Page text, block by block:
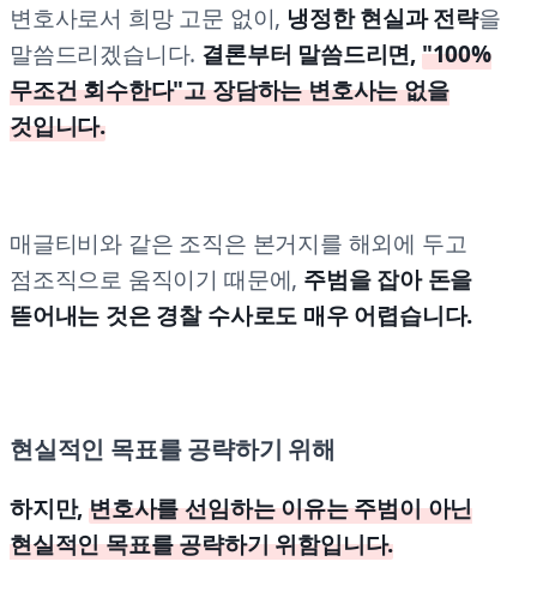
변호사로서 희망 고문 없이, 냉정한 현실과 전략을
말씀드리겠습니다. 결론부터 말씀드리면,"100%
무조건 회수한다"고 장담하는 변호사는 없을
것입니다.
매글티비와 같은 조직은 본거지를 해외에 두고
점조직으로 움직이기 때문에, 주범을 잡아 돈을
뜯어내는 것은 경찰 수사로도 매우 어렵습니다.
현실적인 목표를 공략하기 위해
하지만,변호사를 선임하는 이유는 주범이 아닌
현실적인 목표를 공략하기 위함입니다.